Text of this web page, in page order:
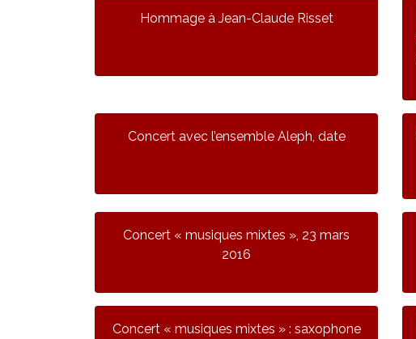
Hommage à Jean-Claude Risset
Concert avec l’ensemble Aleph, date
Concert « musiques mixtes », 23 mars
2016
Concert « musiques mixtes » : saxophone